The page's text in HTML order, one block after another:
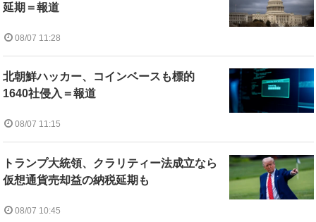
延期＝報道
08/07 11:28
北朝鮮ハッカー、コインベースも標的
1640社侵入＝報道
08/07 11:15
トランプ大統領、クラリティー法成立なら
仮想通貨売却益の納税延期も
08/07 10:45